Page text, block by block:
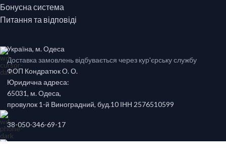
Бонусна система
Питання та відповіді
Україна, м. Одеса
Доставка замовлень відбувається через кур'єрську службу
ФОП Кондратюк О. О.
Юридична адреса:
65031, м. Одеса,
провулок 1-й Виноградний, буд.10 ІНН 2576510599
38-050-346-69-17